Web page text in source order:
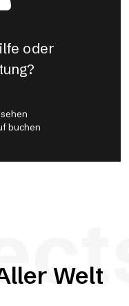
oder
buchen
Welt